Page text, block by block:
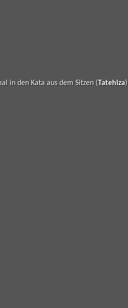
in den Kata aus dem Sitzen (Tatehiza)